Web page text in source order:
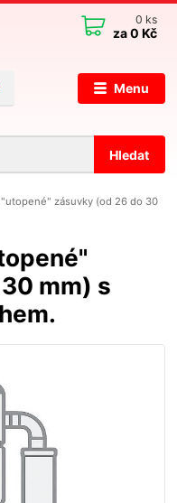
Menu
Hledat
0 ks
za0 Kč
zásuvky (od 26 do 30
mm) s